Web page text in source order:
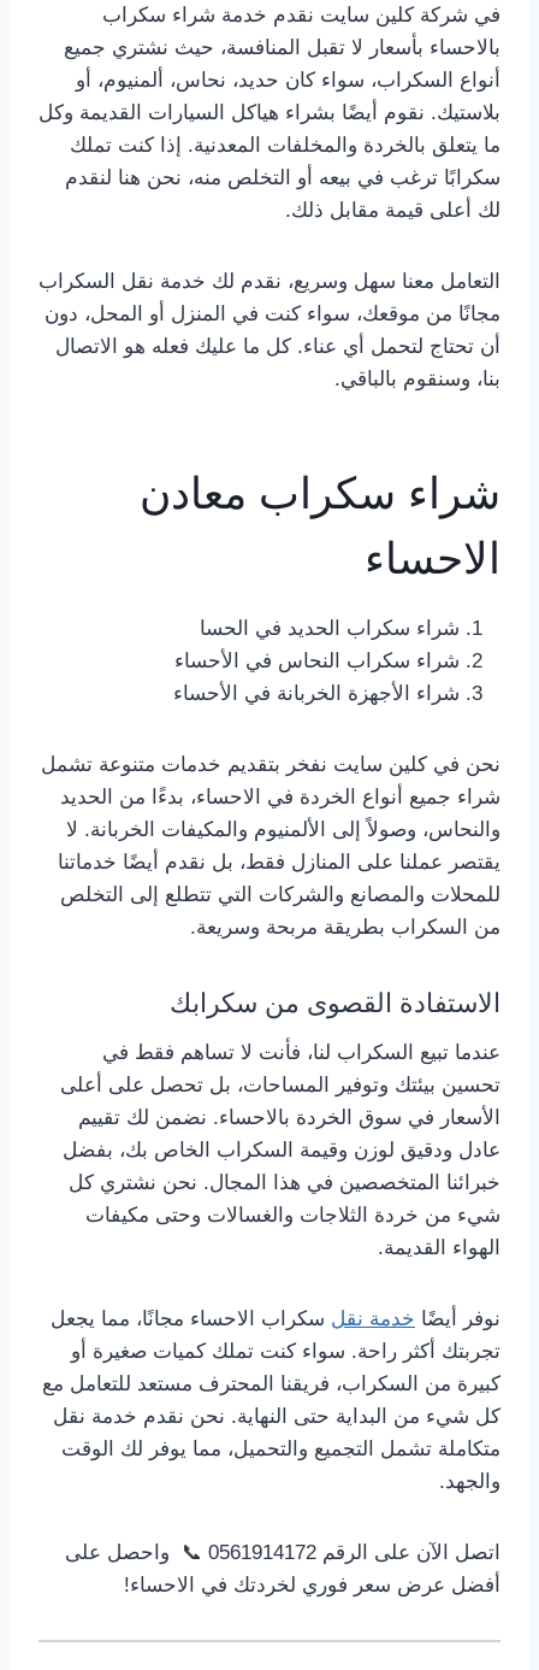
في شركة كلين سايت نقدم خدمة شراء سكراب
بالاحساء بأسعار لا تقبل المنافسة، حيث نشتري جميع
أنواع السكراب، سواء كان حديد، نحاس، ألمنيوم، أو
بلاستيك. نقوم أيضًا بشراء هياكل السيارات القديمة وكل
ما يتعلق بالخردة والمخلفات المعدنية. إذا كنت تملك
سكرابًا ترغب في بيعه أو التخلص منه، نحن هنا لنقدم
لك أعلى قيمة مقابل ذلك.
التعامل معنا سهل وسريع، نقدم لك خدمة نقل السكراب
مجانًا من موقعك، سواء كنت في المنزل أو المحل، دون
أن تحتاج لتحمل أي عناء. كل ما عليك فعله هو الاتصال
بنا، وسنقوم بالباقي.
شراء سكراب معادن
الاحساء
شراء سكراب الحديد في الحسا
شراء سكراب النحاس في الأحساء
شراء الأجهزة الخربانة في الأحساء
نحن في كلين سايت نفخر بتقديم خدمات متنوعة تشمل
شراء جميع أنواع الخردة في الاحساء، بدءًا من الحديد
والنحاس، وصولاً إلى الألمنيوم والمكيفات الخربانة. لا
يقتصر عملنا على المنازل فقط، بل نقدم أيضًا خدماتنا
للمحلات والمصانع والشركات التي تتطلع إلى التخلص
من السكراب بطريقة مربحة وسريعة.
الاستفادة القصوى من سكرابك
عندما تبيع السكراب لنا، فأنت لا تساهم فقط في
تحسين بيئتك وتوفير المساحات، بل تحصل على أعلى
الأسعار في سوق الخردة بالاحساء. نضمن لك تقييم
عادل ودقيق لوزن وقيمة السكراب الخاص بك، بفضل
خبرائنا المتخصصين في هذا المجال. نحن نشتري كل
شيء من خردة الثلاجات والغسالات وحتى مكيفات
الهواء القديمة.
نوفر أيضًا خدمة نقل سكراب الاحساء مجانًا، مما يجعل
تجربتك أكثر راحة. سواء كنت تملك كميات صغيرة أو
كبيرة من السكراب، فريقنا المحترف مستعد للتعامل مع
كل شيء من البداية حتى النهاية. نحن نقدم خدمة نقل
متكاملة تشمل التجميع والتحميل، مما يوفر لك الوقت
والجهد.
اتصل الآن على الرقم 0561914172 📞 واحصل على
أفضل عرض سعر فوري لخردتك في الاحساء!